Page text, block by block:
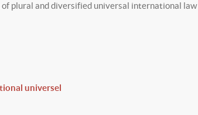
plural and diversified universal international law
universel